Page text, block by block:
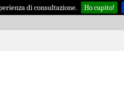
di consultazione. Ho capito!